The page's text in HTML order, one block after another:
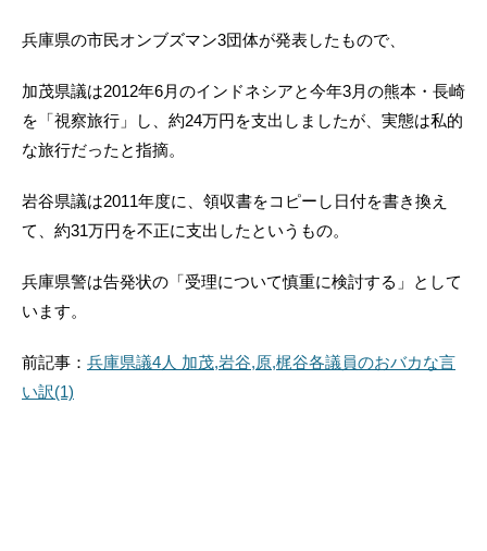
兵庫県の市民オンブズマン3団体が発表したもので、
加茂県議は2012年6月のインドネシアと今年3月の熊本・長崎
を「視察旅行」し、約24万円を支出しましたが、実態は私的
な旅行だったと指摘。
岩谷県議は2011年度に、領収書をコピーし日付を書き換え
て、約31万円を不正に支出したというもの。
兵庫県警は告発状の「受理について慎重に検討する」として
います。
前記事： 兵庫県議4人 加茂,岩谷,原,梶谷各議員のおバカな言
い訳(1)